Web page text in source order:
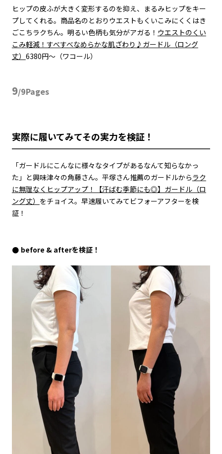
ヒップの皮ふが大きく変形するのを抑え、まるみヒップをキー
プしてくれる。商品名のとおりウエストもくいこみにくくはき
ごこちラクちん。明るい色柄も気分がアガる！ ウエストのくい
こみ軽減！すべすべなめらかな肌ざわり♪ガードル（ロング
丈） 6380円〜（ワコール）
9/9Pages
実際に履いてみてその実力を検証！
「ガードルにこんなに様々なタイプがあるなんて知らなかっ
た」と興味津々の角藤さん。平塚さん推薦のガードルからラク
に無理なくヒップアップ！【汗ばむ季節にも◎】ガードル（ロ
ング丈） をチョイス。早速履いてみてビフォーアフターを検
証！
before & afterを検証！